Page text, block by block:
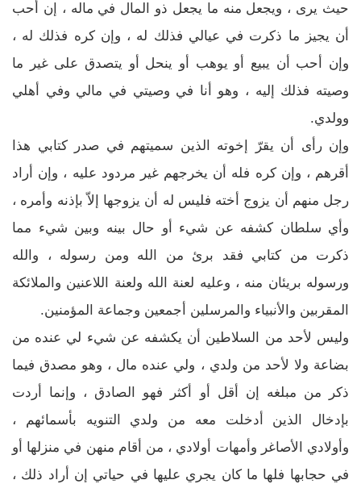
حيث يرى ، ويجعل منه ما يجعل ذو المال في ماله ، إن أحب
أن يجيز ما ذكرت في عيالي فذلك له ، وإن كره فذلك له ،
وإن أحب أن يبيع أو يوهب أو ينحل أو يتصدق على غير ما
وصيته فذلك إليه ، وهو أنا في وصيتي في مالي وفي أهلي
وولدي.
وإن رأى أن يقرّ إخوته الذين سميتهم في صدر كتابي هذا
أقرهم ، وإن كره فله أن يخرجهم غير مردود عليه ، وإن أراد
رجل منهم أن يزوج أخته فليس له أن يزوجها إلاّ بإذنه وأمره ،
وأي سلطان كشفه عن شيء أو حال بينه وبين شيء مما
ذكرت من كتابي فقد برئ من الله ومن رسوله ، والله
ورسوله بريئان منه ، وعليه لعنة الله ولعنة اللاعنين والملائكة
المقربين والأنبياء والمرسلين أجمعين وجماعة المؤمنين.
وليس لأحد من السلاطين أن يكشفه عن شيء لي عنده من
بضاعة ولا لأحد من ولدي ، ولي عنده مال ، وهو مصدق فيما
ذكر من مبلغه إن أقل أو أكثر فهو الصادق ، وإنما أردت
بإدخال الذين أدخلت معه من ولدي التنويه بأسمائهم ،
وأولادي الأصاغر وأمهات أولادي ، من أقام منهن في منزلها أو
في حجابها فلها ما كان يجري عليها في حياتي إن أراد ذلك ،